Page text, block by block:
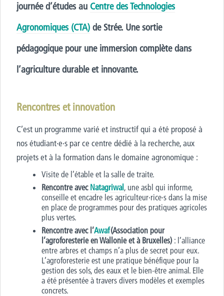
journée d’études au Centre des Technologies
Agronomiques (CTA) de Strée. Une sortie
pédagogique pour une immersion complète dans
l’agriculture durable et innovante.
Rencontres et innovation
C’est un programme varié et instructif qui a été proposé à
nos étudiant·e·s par ce centre dédié à la recherche, aux
projets et à la formation dans le domaine agronomique :
Visite de l’étable et la salle de traite.
Rencontre avec Natagriwal , une asbl qui informe,
conseille et encadre les agriculteur·rice·s dans la mise
en place de programmes pour des pratiques agricoles
plus vertes.
Rencontre avec l’Awaf(Association pour
l’agroforesterie en Wallonie et à Bruxelles): l’alliance
entre arbres et champs n’a plus de secret pour eux.
L’agroforesterie est une pratique bénéfique pour la
gestion des sols, des eaux et le bien-être animal. Elle
a été présentée à travers divers modèles et exemples
concrets.